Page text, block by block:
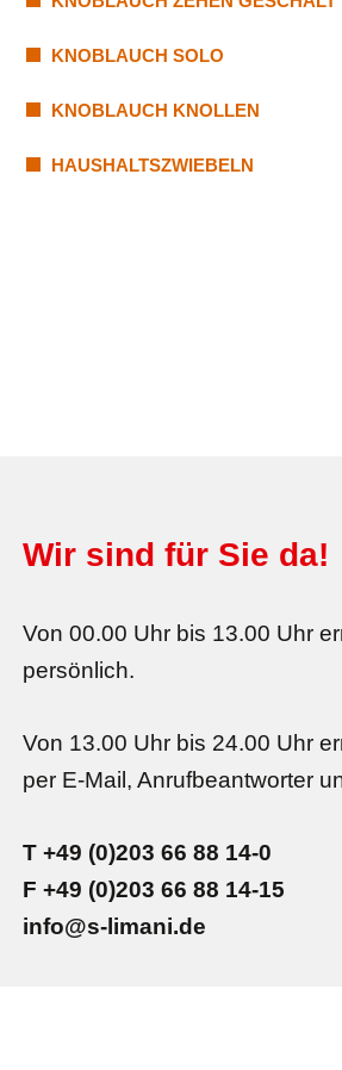
KNOBLAUCH SOLO
KNOBLAUCH KNOLLEN
HAUSHALTSZWIEBELN
Wir sind für Sie da!
Von 00.00 Uhr bis 13.00 Uhr
persönlich.
Von 13.00 Uhr bis 24.00 Uhr
per E-Mail, Anrufbeantworter
T +49 (0)203 66 88 14-0
F +49 (0)203 66 88 14-15
info@s-limani.de